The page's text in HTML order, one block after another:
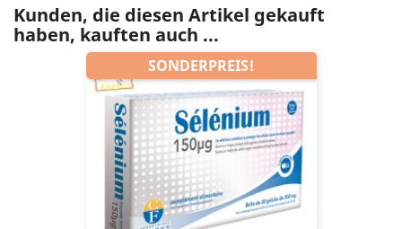
Kunden, die diesen Artikel gekauft
haben, kauften auch ...
SONDERPREIS!